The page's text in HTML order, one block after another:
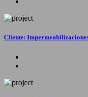
Cliente: